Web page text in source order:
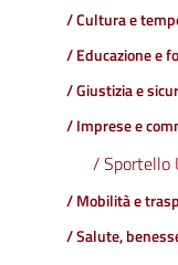
/ Cultura e
/ Educazione e
/ Giustizia e
/ Imprese e
/ Sportello
/ Mobilità e
/ Salute,